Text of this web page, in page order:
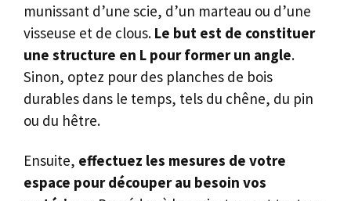
munissant d’une scie, d’un marteau ou d’une
visseuse et de clous. Le but est de constituer
une structure en L pour former un angle.
Sinon, optez pour des planches de bois
durables dans le temps, tels du chêne, du pin
ou du hêtre.
Ensuite, effectuez les mesures de votre
espace pour découper au besoin vos